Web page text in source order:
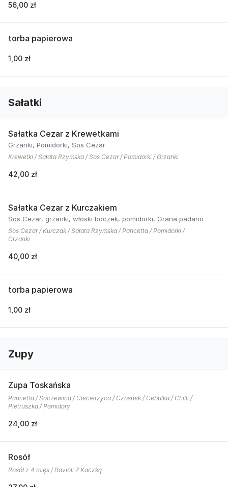
56,00 zł
torba papierowa
1,00 zł
Sałatki
Sałatka Cezar z Krewetkami
Grzanki, Pomidorki, Sos Cezar
Krewetki / Sałata Rzymska / Sos Cezar / Pomidorki / Grzanki
42,00 zł
Sałatka Cezar z Kurczakiem
Sos Cezar, grzanki, włoski boczek, pomidorki, Grana padano
Sos Cezar / Kurczak / Sałata Rzymska / Pancetta / Pomidorki /
Grzanki
40,00 zł
torba papierowa
1,00 zł
Zupy
Zupa Toskańska
Pancetta / Soczewica / Ciecierzyca / Czosnek / Cebulka / Chilli /
Pietruszka / Pomidory
24,00 zł
Rosół
Rosół z 4 mięs / Ravioli Z Kaczką